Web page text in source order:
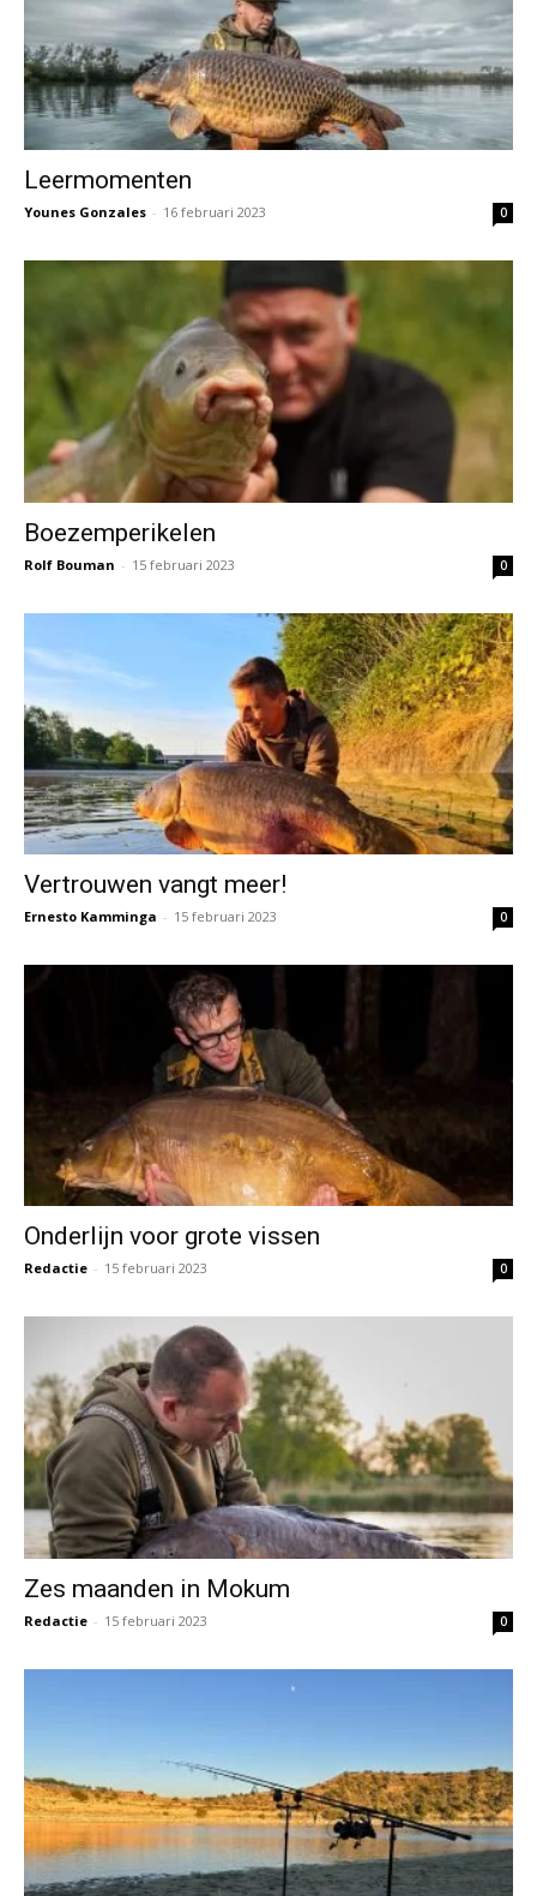
Leermomenten
Younes Gonzales - 16 februari 2023 0
Boezemperikelen
Rolf Bouman - 15 februari 2023 0
Vertrouwen vangt meer!
Ernesto Kamminga - 15 februari 2023 0
Onderlijn voor grote vissen
Redactie - 15 februari 2023 0
Zes maanden in Mokum
Redactie - 15 februari 2023 0